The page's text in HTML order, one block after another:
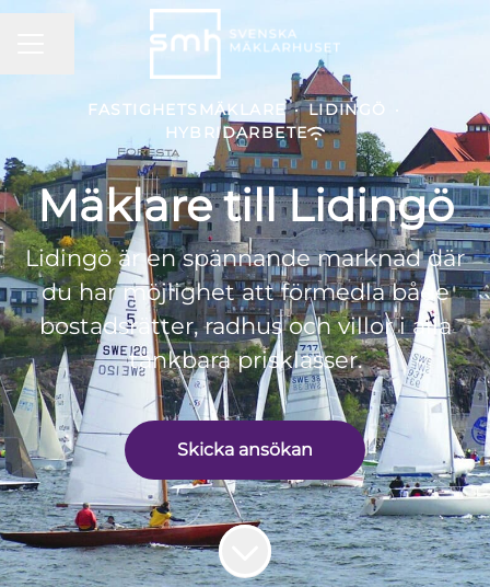
FASTIGHETSMÄKLARE · LIDINGÖ
·
HYBRIDARBETE
Mäklare till Lidingö
Lidingö är en spännande marknad där
du har möjlighet att förmedla både
bostadsrätter, radhus och villor i alla
tänkbara prisklasser.
Skicka ansökan